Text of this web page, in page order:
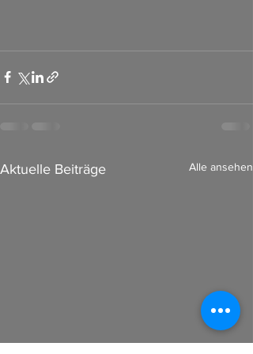
Aktuelle Beiträge Alle ansehen